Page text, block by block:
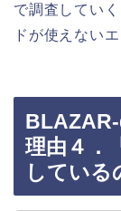
で調査してい
ドが使えない
理由４．
している